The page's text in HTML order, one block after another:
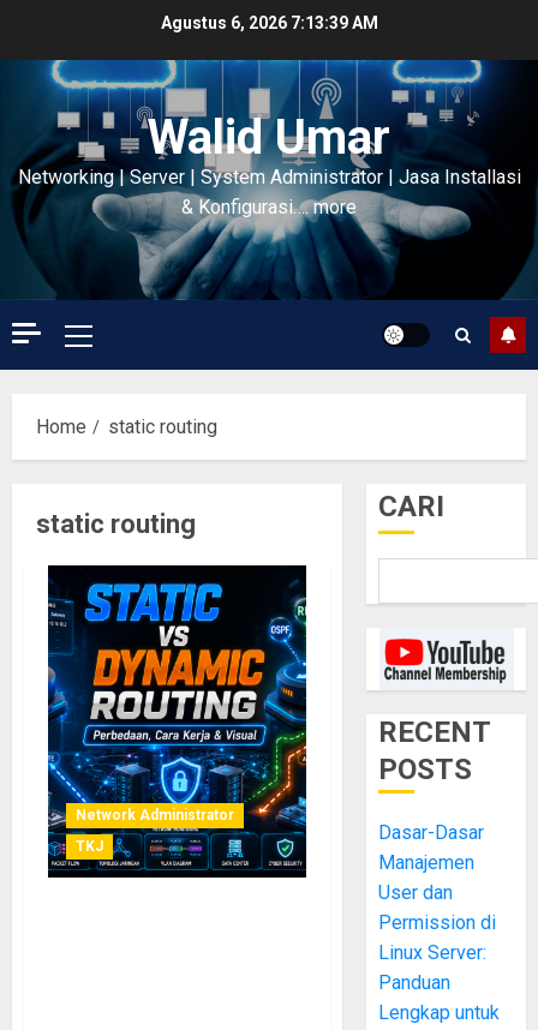
content
Agustus 6, 2026 7:13:39 AM
Walid Umar
Networking | Server | System Administrator | Jasa Installasi
& Konfigurasi…. more
Primary
Menu
Home static routing
static routing
Network Administrator
TKJ
CARI
RECENT
POSTS
Dasar-Dasar
Manajemen
User dan
Permission di
Linux Server:
Panduan
Lengkap untuk